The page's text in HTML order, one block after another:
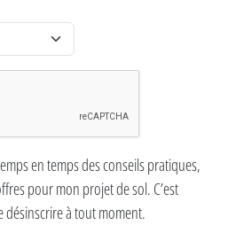
en temps des conseils pratiques,
pour mon projet de sol. C’est
désinscrire à tout moment.